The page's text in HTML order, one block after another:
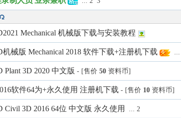
Mechanical 机械版下载与安装教程
机械版 Mechanical 2018 软件下载+注册机下载 ...
Plant 3D 2020 中文版 - [售价 50 资料币]
软件64为+永久使用 注册机下载 - [售价 10 资料币]
Civil 3D 2016 64位 中文版 永久使用 ... 2